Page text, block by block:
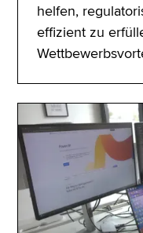
helfen,
effizient zu